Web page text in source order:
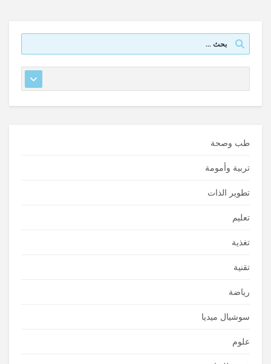
طب وصحة
تربية وأمومة
تطوير الذات
تعليم
تغذية
تقنية
رياضة
سوشيال ميديا
علوم